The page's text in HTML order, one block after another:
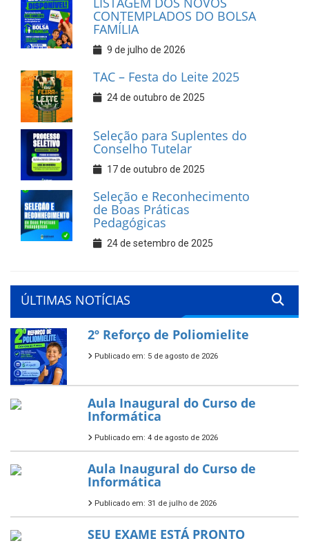
CONTEMPLADOS DO BOLSA
FAMÍLIA
9 de julho de 2026
TAC – Festa do Leite 2025
24 de outubro de 2025
Seleção para Suplentes do
Conselho Tutelar
17 de outubro de 2025
Seleção e Reconhecimento
de Boas Práticas
Pedagógicas
24 de setembro de 2025
ÚLTIMAS NOTÍCIAS
2º Reforço de Poliomielite
Publicado em: 5 de agosto de 2026
Aula Inaugural do Curso de
Informática
Publicado em: 4 de agosto de 2026
Aula Inaugural do Curso de
Informática
Publicado em: 31 de julho de 2026
SEU EXAME ESTÁ PRONTO